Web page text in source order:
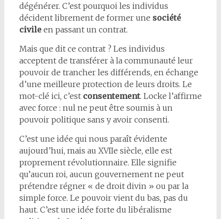
dégénérer. C’est pourquoi les individus
décident librement de former une société
civileen passant un contrat.
Mais que dit ce contrat ? Les individus
acceptent de transférer à la communauté leur
pouvoir de trancher les différends, en échange
d’une meilleure protection de leurs droits. Le
mot-clé ici, c’est consentement. Locke l’affirme
avec force : nul ne peut être soumis à un
pouvoir politique sans y avoir consenti.
C’est une idée qui nous paraît évidente
aujourd’hui, mais au XVIIe siècle, elle est
proprement révolutionnaire. Elle signifie
qu’aucun roi, aucun gouvernement ne peut
prétendre régner « de droit divin » ou par la
simple force. Le pouvoir vient du bas, pas du
haut. C’est une idée forte du libéralisme